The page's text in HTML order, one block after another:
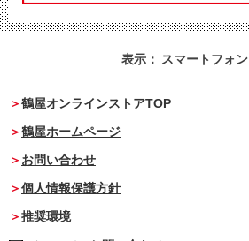
表示： スマートフォン
鶴屋オンラインストアTOP
鶴屋ホームページ
お問い合わせ
個人情報保護方針
推奨環境